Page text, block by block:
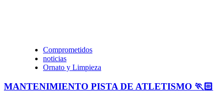
Comprometidos
noticias
Ornato y Limpieza
MANTENIMIENTO PISTA DE ATLETISMO 🏃🏻